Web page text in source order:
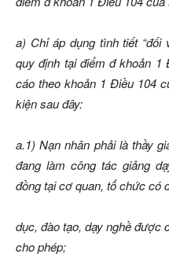
a) Chỉ áp dụng tình tiết “đối
quy định tại điểm đ khoản
cáo theo khoản 1 Điều 104
kiện sau đây:
a.1) Nạn nhân phải là thầy
đang làm công tác giảng
đồng tại cơ quan, tổ chức có
dục, đào tạo, dạy nghề được
cho phép;